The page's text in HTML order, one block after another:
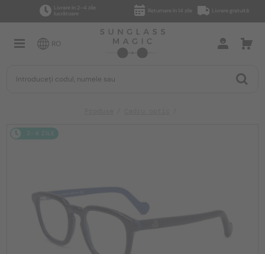
Livrare în 2–4 zile
lucrătoare
Returnare în 14 zile Livrare gratuită
RO
2-4 ZILE